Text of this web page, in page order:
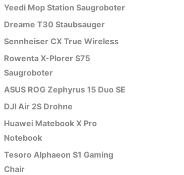
Yeedi Mop Station Saugroboter
Dreame T30 Staubsauger
Sennheiser CX True Wireless
Rowenta X-Plorer S75
Saugroboter
ASUS ROG Zephyrus 15 Duo SE
DJI Air 2S Drohne
Huawei Matebook X Pro
Notebook
Tesoro Alphaeon S1 Gaming
Chair